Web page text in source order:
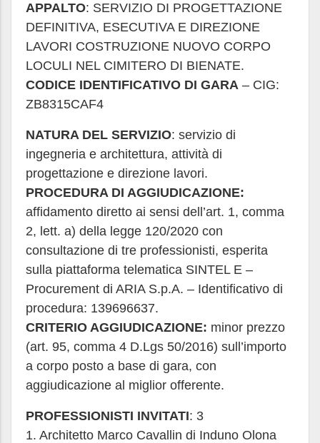
APPALTO: SERVIZIO DI PROGETTAZIONE
DEFINITIVA, ESECUTIVA E DIREZIONE
LAVORI COSTRUZIONE NUOVO CORPO
LOCULI NEL CIMITERO DI BIENATE.
CODICE IDENTIFICATIVO DI GARA – CIG:
ZB8315CAF4
NATURA DEL SERVIZIO: servizio di
ingegneria e architettura, attività di
progettazione e direzione lavori.
PROCEDURA DI AGGIUDICAZIONE:
affidamento diretto ai sensi dell’art. 1, comma
2, lett. a) della legge 120/2020 con
consultazione di tre professionisti, esperita
sulla piattaforma telematica SINTEL E –
Procurement di ARIA S.p.A. – Identificativo di
procedura: 139696637.
CRITERIO AGGIUDICAZIONE: minor prezzo
(art. 95, comma 4 D.Lgs 50/2016) sull’importo
a corpo posto a base di gara, con
aggiudicazione al miglior offerente.
PROFESSIONISTI INVITATI: 3
1. Architetto Marco Cavallin di Induno Olona